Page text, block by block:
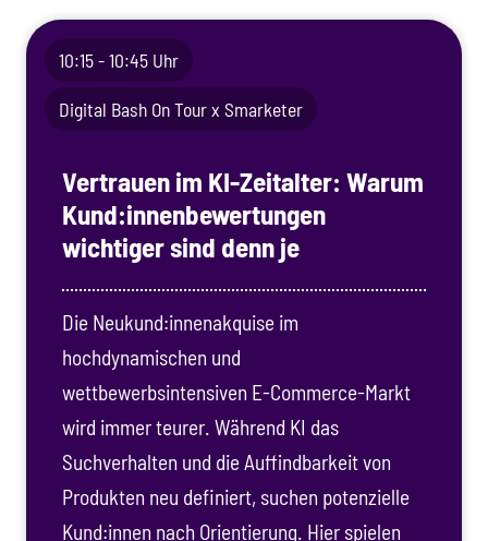
10:15 - 10:45 Uhr
Digital Bash On Tour x Smarketer
Vertrauen im KI-Zeitalter: Warum
Kund:innenbewertungen
wichtiger sind denn je
Die Neukund:innenakquise im
hochdynamischen und
wettbewerbsintensiven E-Commerce-Markt
wird immer teurer. Während KI das
Suchverhalten und die Auffindbarkeit von
Produkten neu definiert, suchen potenzielle
Kund:innen nach Orientierung. Hier spielen